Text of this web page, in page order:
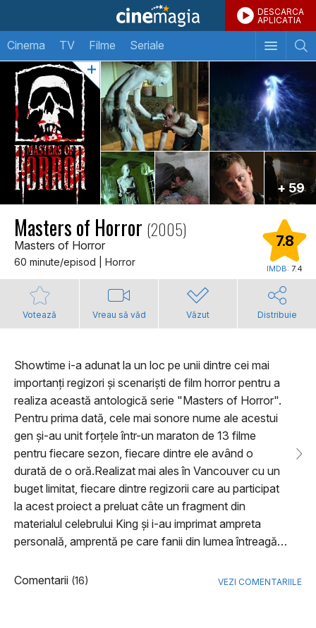
DESCARCA
APLICATIA
Cinema TV Filme Seriale
+ 59
Masters of Horror (2005)
Masters of Horror
60 minute/episod | Horror
7.8
IMDB: 7.4
Votează Vreau să văd Văzut Distribuie
Showtime i-a adunat la un loc pe unii dintre cei mai
importanți regizori și scenariști de film horror pentru a
realiza această antologică serie "Masters of Horror".
Pentru prima dată, cele mai sonore nume ale acestui
gen și-au unit forțele într-un maraton de 13 filme
pentru fiecare sezon, fiecare dintre ele având o
durată de o oră.Realizat mai ales în Vancouver cu un
buget limitat, fiecare dintre regizorii care au participat
la acest proiect a preluat câte un fragment din
materialul celebrului King și i-au imprimat ampreta
personală, amprentă pe care fanii din lumea întreagă…
Comentarii (16) VEZI COMENTARIILE